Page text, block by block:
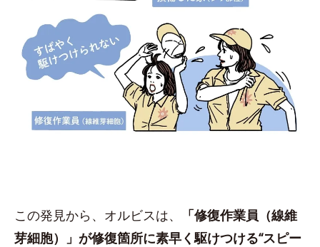
この発見から、オルビスは、
「修復作業員（線維
芽細胞）」が修復箇所に素早く駆けつける“スピー